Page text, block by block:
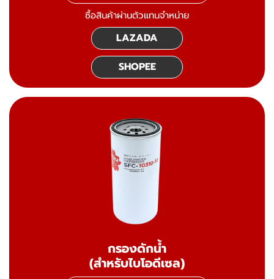
ซื้อสินค้าผ่านตัวแทนจำหน่าย
LAZADA
SHOPEE
กรองดักน้ำ
(สำหรับไบโอดีเซล)